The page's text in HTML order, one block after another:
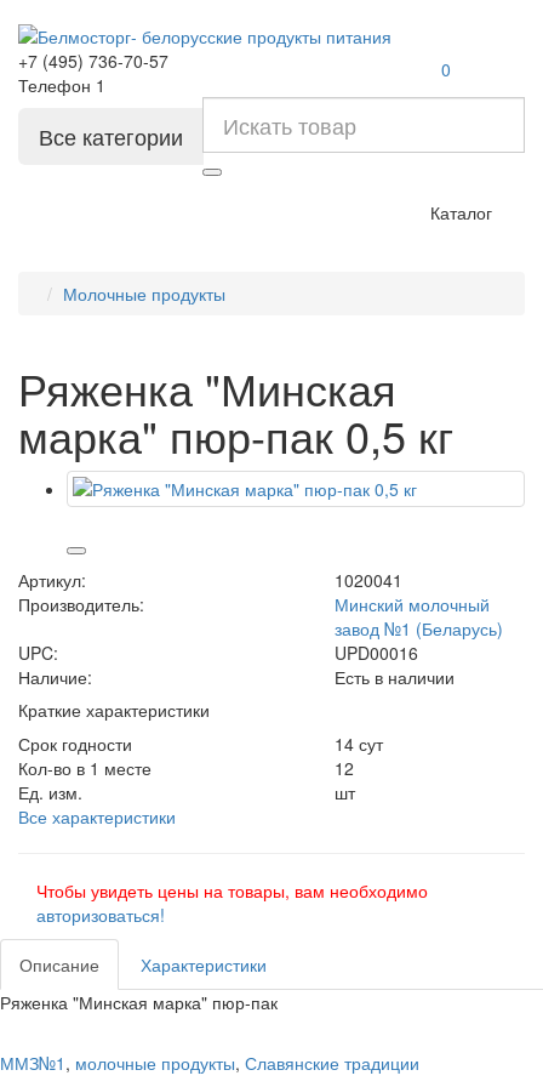
+7 (495) 736-70-57
Телефон 1
0
Все категории
Каталог
Молочные продукты
Ряженка "Минская
марка" пюр-пак 0,5 кг
Артикул:
1020041
Производитель:
Минский молочный
завод №1 (Беларусь)
UPC:
UPD00016
Наличие:
Есть в наличии
Краткие характеристики
Срок годности
14 сут
Кол-во в 1 месте
12
Ед. изм.
шт
Все характеристики
Чтобы увидеть цены на товары, вам необходимо
авторизоваться!
Описание
Характеристики
Ряженка "Минская марка" пюр-пак
ММЗ№1 , молочные продукты, Славянские традиции